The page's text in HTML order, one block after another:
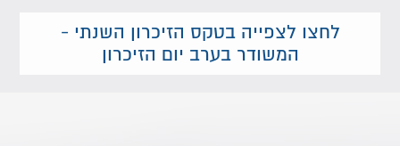
לחצו לצפייה בטקס הזיכרון השנתי -
המשודר בערב יום הזיכרון